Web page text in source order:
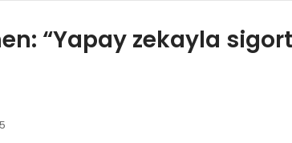
“Yapay zekayla